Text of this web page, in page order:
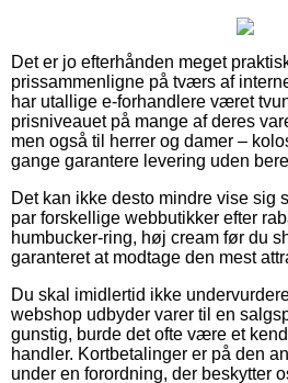
Det er jo efterhånden meget
prissammenligne på tværs af
har utallige e-forhandlere været
prisniveauet på mange af deres
men også til herrer og damer –
gange garantere levering uden
Det kan ikke desto mindre vise sig
par forskellige webbutikker efter
humbucker-ring, høj cream før du
garanteret at modtage den mest
Du skal imidlertid ikke
webshop udbyder varer til en
gunstig, burde det ofte være et
handler. Kortbetalinger er på den
under en forordning, der beskytter